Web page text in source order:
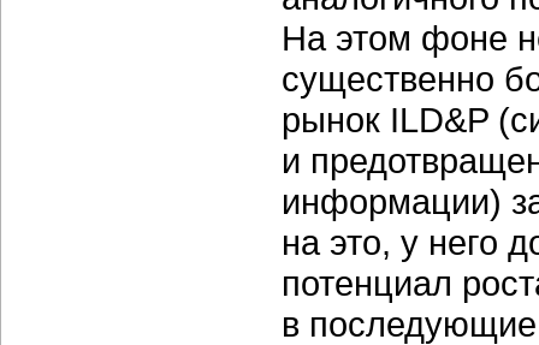
На этом фоне
существенно
рынок ILD&P
и
информации)
на это, у него
потенциал
в